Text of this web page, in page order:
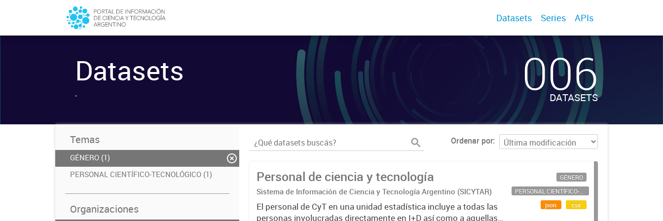
Datasets Series APIs
Datasets
- 006
DATASETS
Temas
GÉNERO (1)
PERSONAL CIENTÍFICO-TECNOLÓGICO (1)
Organizaciones
Ordenar por
Personal de ciencia y tecnología
Sistema de Información de Ciencia y Tecnología Argentino (SICYTAR)
El personal de CyT en una unidad estadística incluye a todas las
personas involucradas directamente en I+D así como a aquellas
GÉNERO
PERSONAL CIENTÍFICO-TECNOLÓGICO
json
csv